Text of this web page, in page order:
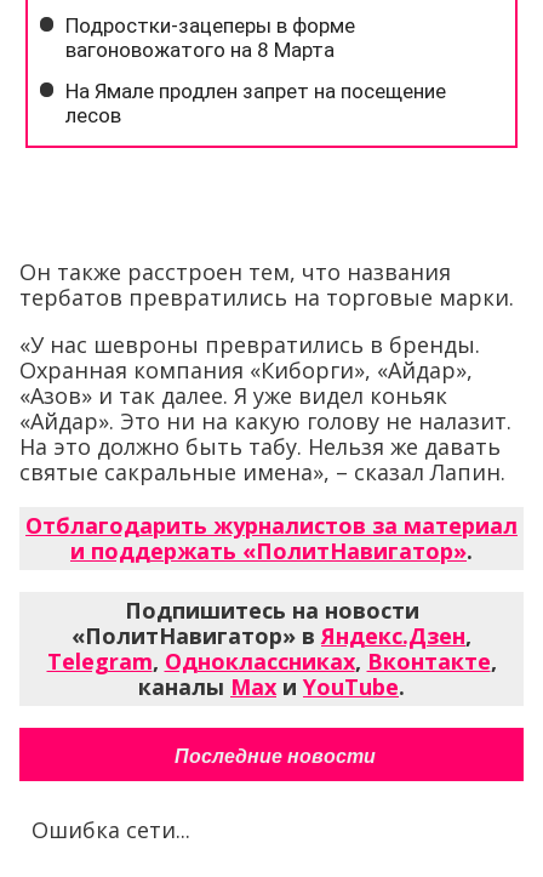
Он также расстроен тем, что названия
тербатов превратились на торговые марки.
«У нас шевроны превратились в бренды.
Охранная компания «Киборги», «Айдар»,
«Азов» и так далее. Я уже видел коньяк
«Айдар». Это ни на какую голову не налазит.
На это должно быть табу. Нельзя же давать
святые сакральные имена», – сказал Лапин.
Отблагодарить журналистов за материал
и поддержать «ПолитНавигатор».
Подпишитесь на новости
«ПолитНавигатор» в Яндекс.Дзен,
Telegram, Одноклассниках, Вконтакте,
каналы Max и YouTube.
Последние новости
Ошибка сети...